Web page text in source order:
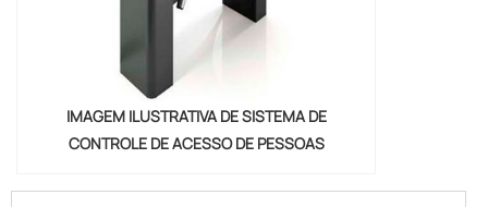
IMAGEM ILUSTRATIVA DE SISTEMA DE
CONTROLE DE ACESSO DE PESSOAS